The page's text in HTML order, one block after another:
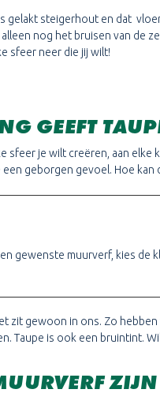
steigerhout en dat
nog het bruisen van de
sfeer neer die jij wilt!
GEEFT
sfeer je wilt creëren, aan
geborgen gevoel. Hoe kan
gewenste muurverf, kies de
zit gewoon in ons. Zo
Taupe is ook een bruintint.